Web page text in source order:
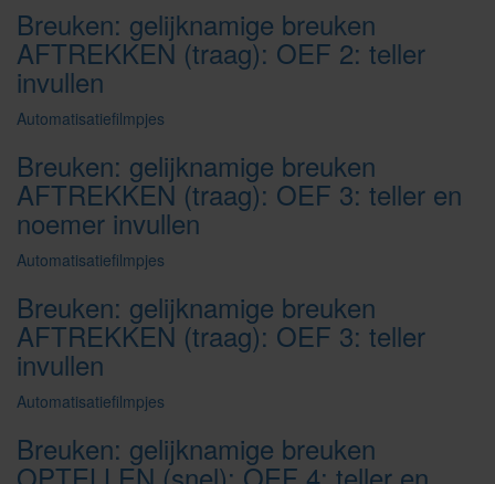
Breuken: gelijknamige breuken
AFTREKKEN (traag): OEF 2: teller
invullen
Automatisatiefilmpjes
Breuken: gelijknamige breuken
AFTREKKEN (traag): OEF 3: teller en
noemer invullen
Automatisatiefilmpjes
Breuken: gelijknamige breuken
AFTREKKEN (traag): OEF 3: teller
invullen
Automatisatiefilmpjes
Breuken: gelijknamige breuken